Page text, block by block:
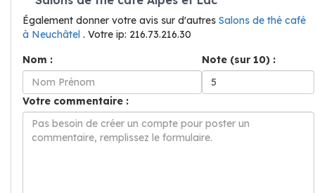
Également donner votre avis sur d'autres Salons de thé café
à Neuchâtel . Votre ip: 216.73.216.30
Nom :
Note (sur 10) :
Votre commentaire :